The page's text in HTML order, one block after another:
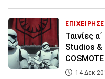
Ταινίες
Studios &
14 Δεκ